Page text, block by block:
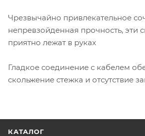
Чрезвычайно привлекательное
непревзойденная прочность, эти
приятно лежат в руках
Гладкое соединение с кабелем
скольжение стежка и отсутствие
КАТАЛОГ